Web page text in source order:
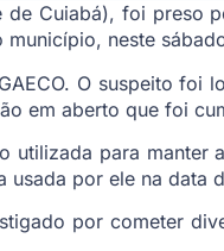
Cuiabá), foi preso
neste
O suspeito foi
em aberto que foi
para manter
por ele na data
por cometer